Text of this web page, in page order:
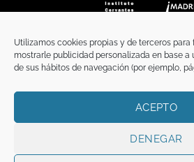
Utilizamos cookies propias y de terceros para
mostrarle publicidad personalizada en base a
de sus hábitos de navegación (por ejemplo,
ACEPTO
DENEGAR
TÉRMINOS Y
Copyright 2026 ©FunciFUNCI es titular de